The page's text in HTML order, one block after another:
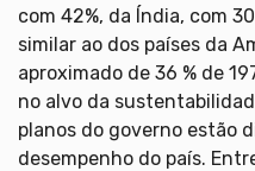
com 42%, da Índia, com
similar ao dos países da
aproximado de 36 % de
no alvo da
planos do governo estão
desempenho do país.